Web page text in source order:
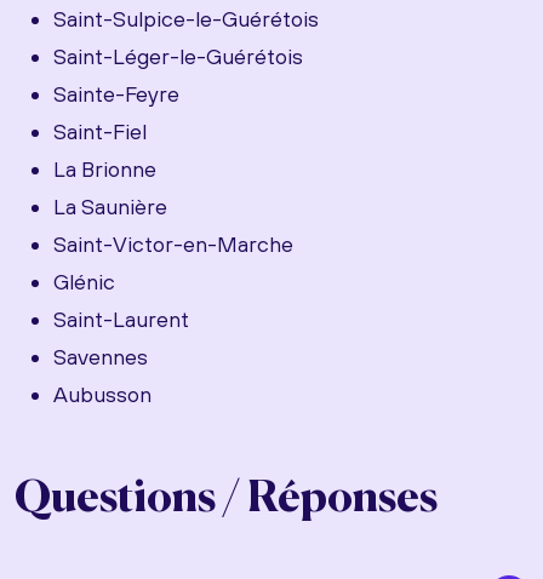
Saint-Sulpice-le-Guérétois
Saint-Léger-le-Guérétois
Sainte-Feyre
Saint-Fiel
La Brionne
La Saunière
Saint-Victor-en-Marche
Glénic
Saint-Laurent
Savennes
Aubusson
Questions / Réponses